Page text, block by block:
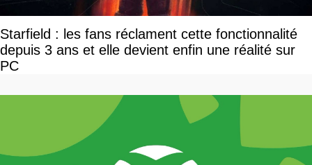
Starfield : les fans réclament cette fonctionnalité
depuis 3 ans et elle devient enfin une réalité sur
PC